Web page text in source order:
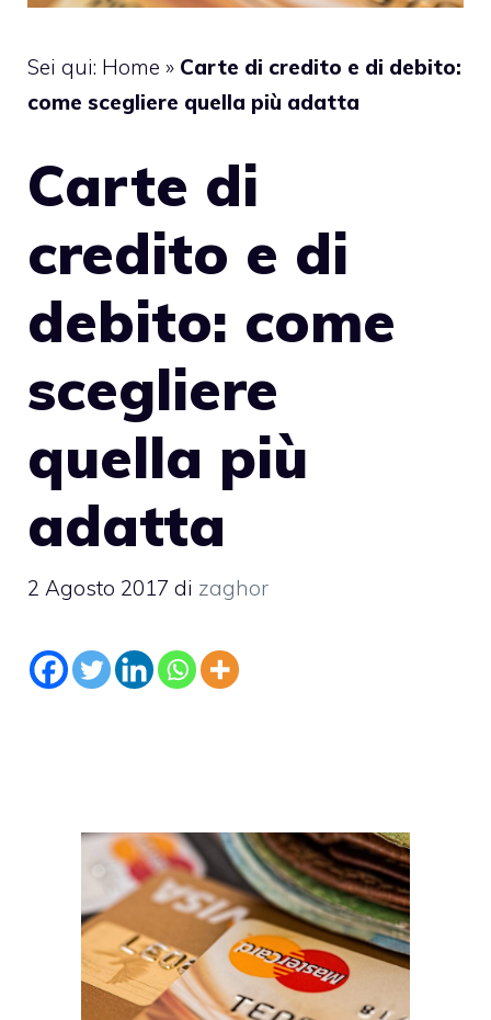
Sei qui: Home » Carte di credito e di debito:
come scegliere quella più adatta
Carte di
credito e di
debito: come
scegliere
quella più
adatta
2 Agosto 2017 di zaghor